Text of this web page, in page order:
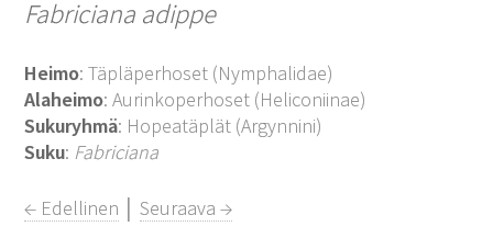
Fabriciana adippe
Heimo: Täpläperhoset (Nymphalidae)
Alaheimo: Aurinkoperhoset (Heliconiinae)
Sukuryhmä: Hopeatäplät (Argynnini)
Suku: Fabriciana
← Edellinen │Seuraava →